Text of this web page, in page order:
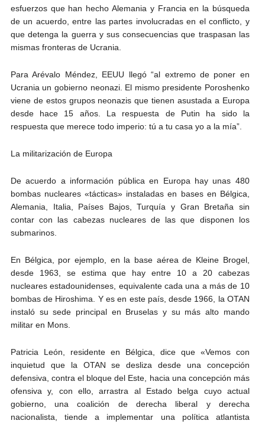
esfuerzos que han hecho Alemania y Francia en la búsqueda
de un acuerdo, entre las partes involucradas en el conflicto, y
que detenga la guerra y sus consecuencias que traspasan las
mismas fronteras de Ucrania.
Para Arévalo Méndez, EEUU llegó “al extremo de poner en
Ucrania un gobierno neonazi. El mismo presidente Poroshenko
viene de estos grupos neonazis que tienen asustada a Europa
desde hace 15 años. La respuesta de Putin ha sido la
respuesta que merece todo imperio: tú a tu casa yo a la mía”.
La militarización de Europa
De acuerdo a información pública en Europa hay unas 480
bombas nucleares «tácticas» instaladas en bases en Bélgica,
Alemania, Italia, Países Bajos, Turquía y Gran Bretaña sin
contar con las cabezas nucleares de las que disponen los
submarinos.
En Bélgica, por ejemplo, en la base aérea de Kleine Brogel,
desde 1963, se estima que hay entre 10 a 20 cabezas
nucleares estadounidenses, equivalente cada una a más de 10
bombas de Hiroshima. Y es en este país, desde 1966, la OTAN
instaló su sede principal en Bruselas y su más alto mando
militar en Mons.
Patricia León, residente en Bélgica, dice que «Vemos con
inquietud que la OTAN se desliza desde una concepción
defensiva, contra el bloque del Este, hacia una concepción más
ofensiva y, con ello, arrastra al Estado belga cuyo actual
gobierno, una coalición de derecha liberal y derecha
nacionalista, tiende a implementar una política atlantista